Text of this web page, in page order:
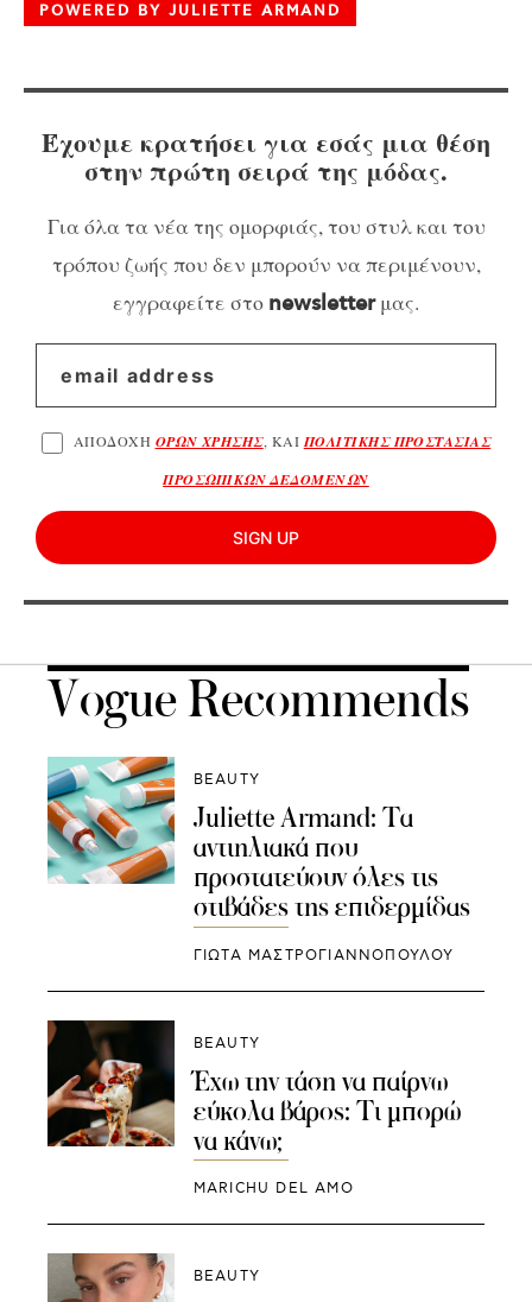
POWERED BY JULIETTE ARMAND
Έχουμε κρατήσει για εσάς μια θέση
στην πρώτη σειρά της μόδας.
Για όλα τα νέα της ομορφιάς, του στυλ και του
τρόπου ζωής που δεν μπορούν να περιμένουν,
εγγραφείτε στο newsletterμας.
ΑΠΟΔΟΧΗ ΟΡΩΝ ΧΡΗΣΗΣ, ΚΑΙ ΠΟΛΙΤΙΚΗΣ ΠΡΟΣΤΑΣΙΑΣ
ΠΡΟΣΩΠΙΚΩΝ ΔΕΔΟΜΕΝΩΝ
SIGN UP
Vogue Recommends
BEAUTY
Juliette Armand: Τα
αντιηλιακά που
προστατεύουν όλες τις
στιβάδες της επιδερμίδας
ΓΙΩΤΑ ΜΑΣΤΡΟΓΙΑΝΝΟΠΟΥΛΟΥ
BEAUTY
Έχω την τάση να παίρνω
εύκολα βάρος: Τι μπορώ
να κάνω;
MARICHU DEL AMO
BEAUTY